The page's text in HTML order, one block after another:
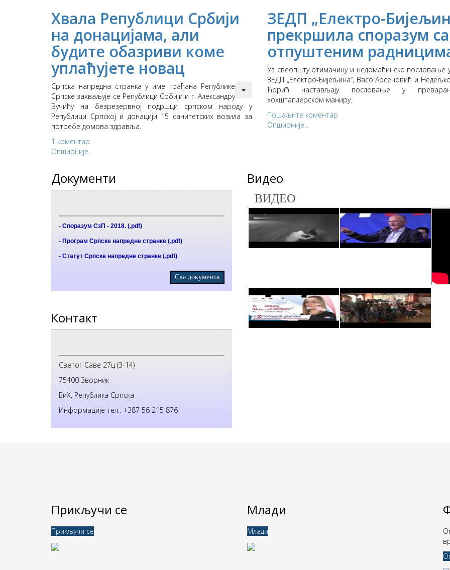
Хвала Републици Србији
на донацијама, али
будите обазриви коме
уплаћујете новац
Српска напредна странка у име грађана Републике
Српске захваљује се Републици Србији и г. Александру
Вучићу на безрезервној подршци српском народу у
Републици Српској и донацији 15 санитетских возила за
потребе домова здравља.
1 коментар
Опширније...
ЗЕДП „Електро-
прекршила споразум са
отпуштеним
Уз свеопшту отимачину и недомаћинско пословање
ЗЕДП „Електро-Бијељина“, Васо Арсеновић и Недељко
Ћорић настављају пословање у
хохштаплерском маниру.
Пошаљите коментар
Опширније...
Документи
- Споразум СзП - 2018. (.pdf)
- Програм Српске напредне странке (.pdf)
- Статут Српске напредне странке (.pdf)
Сва документа
Контакт
Светог Саве 27ц (З-14)
75400 Зворник
БиХ, Република Српска
Информације тел.: +387 56 215 876
Видео
ВИДЕО
Прикључи се
Прикључи се
Млади
Млади